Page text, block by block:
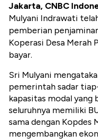
Jakarta, CNBC
Mulyani Indrawati
pemberian
Koperasi Desa Merah
bayar.
Sri Mulyani
pemerintah sadar
kapasitas modal yang
seluruhnya memiliki
sama dengan Kopdes
mengembangkan